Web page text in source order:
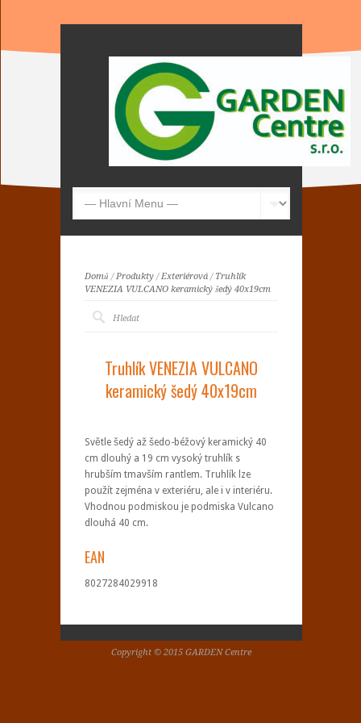
Domů /Produkty/Exteriérová/ Truhlík
VENEZIA VULCANO keramický šedý 40x19cm
Truhlík VENEZIA VULCANO
keramický šedý 40x19cm
Světle šedý až šedo-béžový keramický 40
cm dlouhý a 19 cm vysoký truhlík s
hrubším tmavším rantlem. Truhlík lze
použít zejména v exteriéru, ale i v interiéru.
Vhodnou podmiskou je podmiska Vulcano
dlouhá 40 cm.
EAN
8027284029918
Copyright © 2015 GARDEN Centre